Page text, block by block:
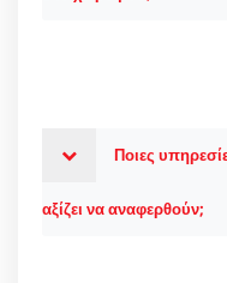
Ποιες
αξίζει να αναφερθούν;